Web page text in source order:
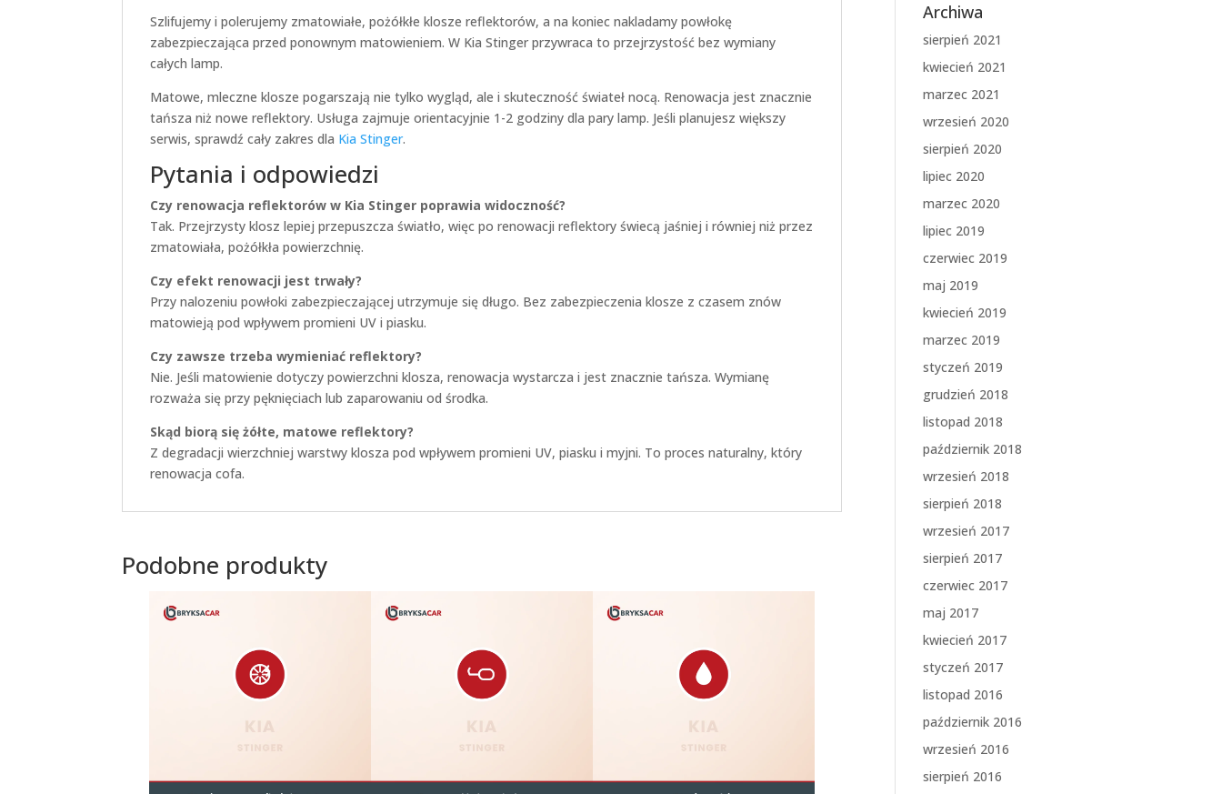
Szlifujemy i polerujemy zmatowiałe, pożółkłe klosze reflektorów, a na koniec nakladamy powłokę
zabezpieczająca przed ponownym matowieniem. W Kia Stinger przywraca to przejrzystość bez wymiany
całych lamp.
Matowe, mleczne klosze pogarszają nie tylko wygląd, ale i skuteczność świateł nocą. Renowacja jest znacznie
tańsza niż nowe reflektory. Usługa zajmuje orientacyjnie 1-2 godziny dla pary lamp. Jeśli planujesz większy
serwis, sprawdź cały zakres dla Kia Stinger.
Pytania i odpowiedzi
Czy renowacja reflektorów w Kia Stinger poprawia widoczność?
Tak. Przejrzysty klosz lepiej przepuszcza światło, więc po renowacji reflektory świecą jaśniej i równiej niż przez
zmatowiała, pożółkła powierzchnię.
Czy efekt renowacji jest trwały?
Przy nalozeniu powłoki zabezpieczającej utrzymuje się długo. Bez zabezpieczenia klosze z czasem znów
matowieją pod wpływem promieni UV i piasku.
Czy zawsze trzeba wymieniać reflektory?
Nie. Jeśli matowienie dotyczy powierzchni klosza, renowacja wystarcza i jest znacznie tańsza. Wymianę
rozważa się przy pęknięciach lub zaparowaniu od środka.
Skąd biorą się żółte, matowe reflektory?
Z degradacji wierzchniej warstwy klosza pod wpływem promieni UV, piasku i myjni. To proces naturalny, który
renowacja cofa.
Podobne produkty
Archiwa
sierpień 2021
kwiecień 2021
marzec 2021
wrzesień 2020
sierpień 2020
lipiec 2020
marzec 2020
lipiec 2019
czerwiec 2019
maj 2019
kwiecień 2019
marzec 2019
styczeń 2019
grudzień 2018
listopad 2018
październik 2018
wrzesień 2018
sierpień 2018
wrzesień 2017
sierpień 2017
czerwiec 2017
maj 2017
kwiecień 2017
styczeń 2017
listopad 2016
październik 2016
wrzesień 2016
sierpień 2016